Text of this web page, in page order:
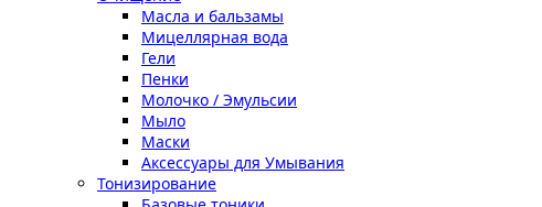
Масла и бальзамы
Мицеллярная вода
Гели
Пенки
Молочко / Эмульсии
Мыло
Маски
Аксессуары для Умывания
Тонизирование